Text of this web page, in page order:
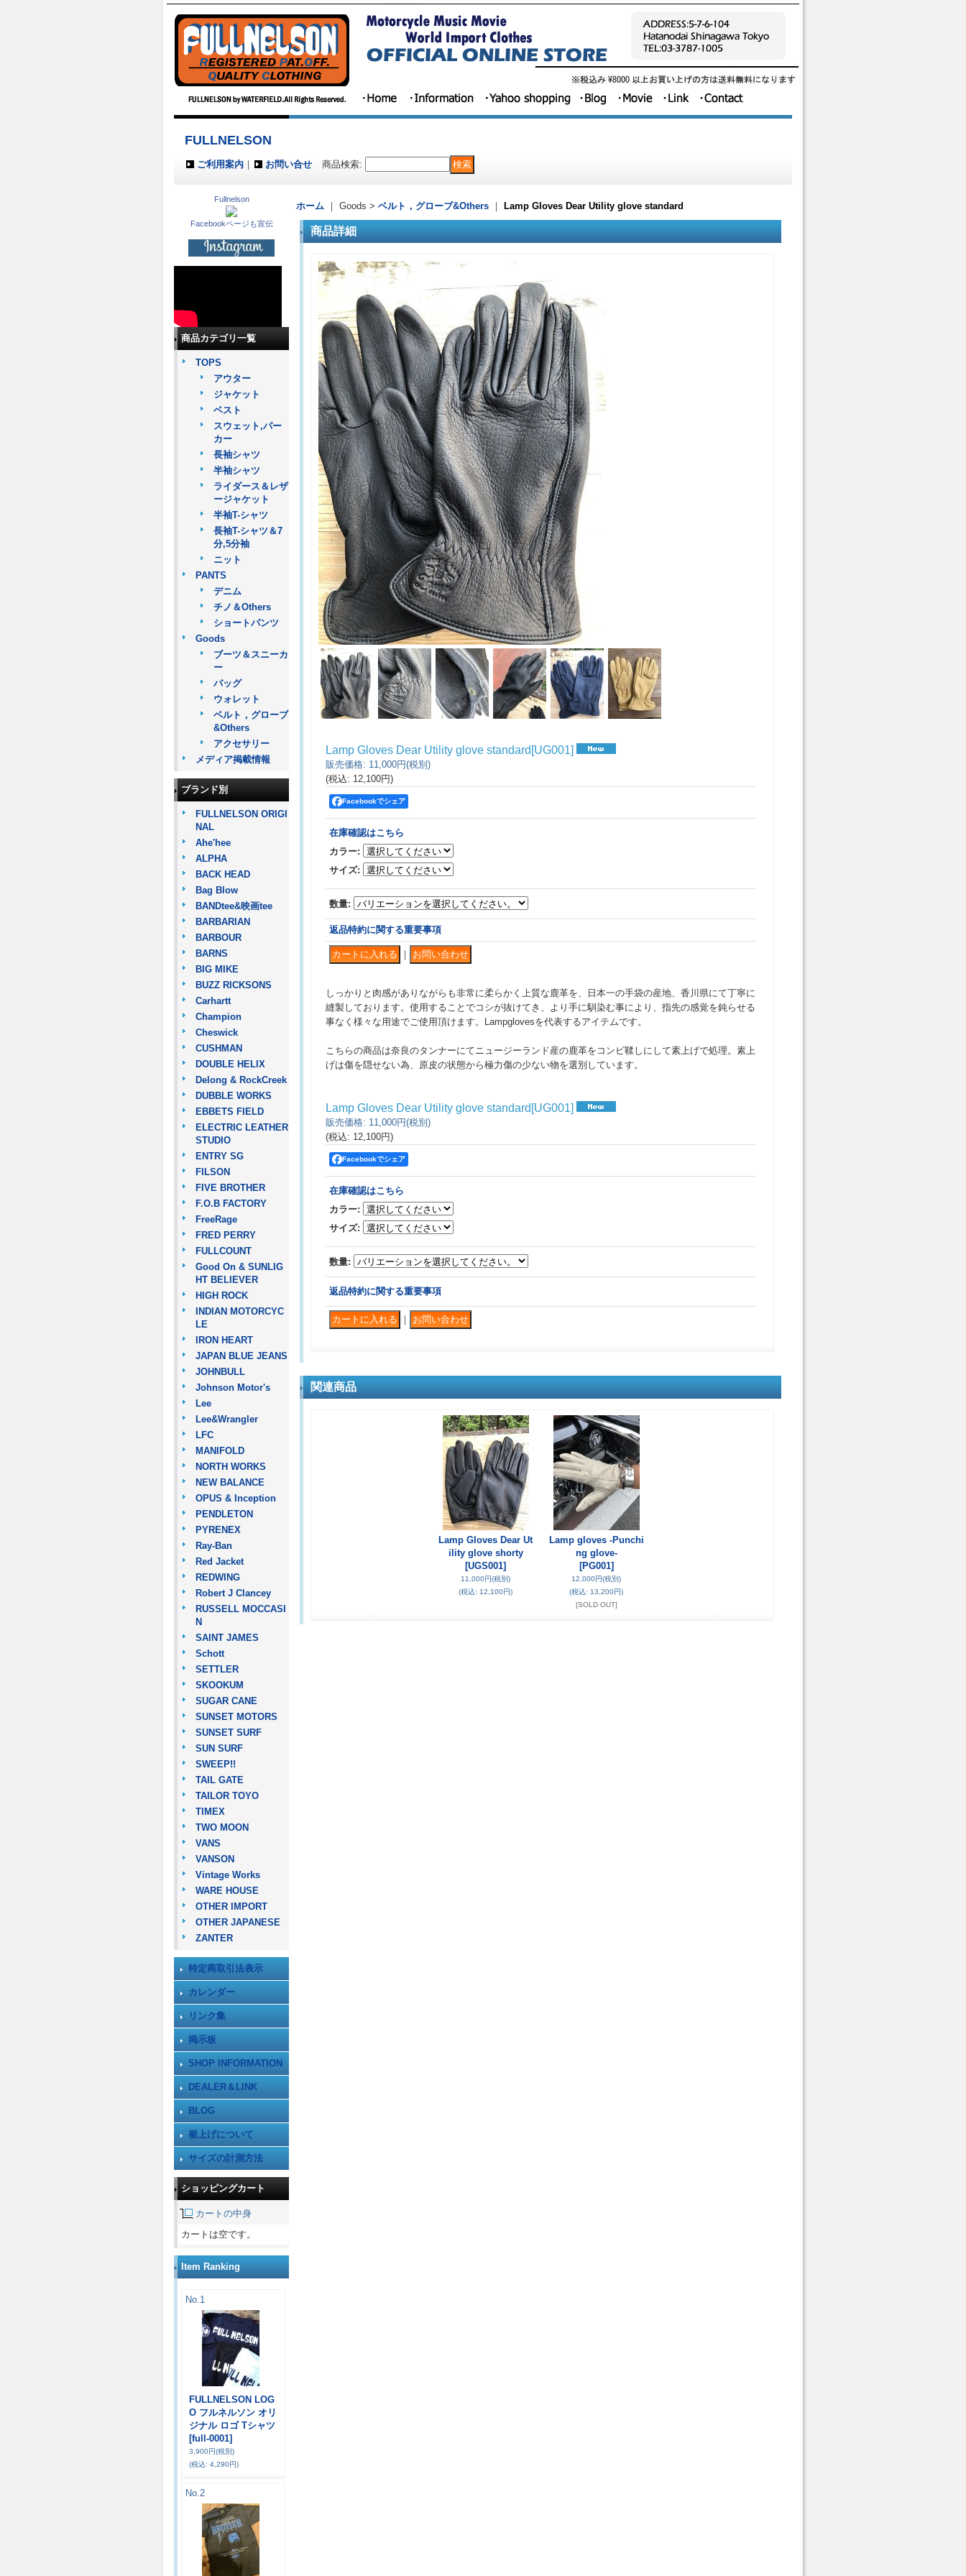
FULLNELSON
ご利用案内 ｜ お問い合せ 商品検索:
Fullnelson
Facebookページも宣伝
商品カテゴリ一覧
TOPS
アウター
ジャケット
ベスト
スウェット,パー
カー
長袖シャツ
半袖シャツ
ライダース＆レザ
ージャケット
半袖T-シャツ
長袖T-シャツ＆7
分,5分袖
ニット
PANTS
デニム
チノ＆Others
ショートパンツ
Goods
ブーツ＆スニーカ
ー
バッグ
ウォレット
ベルト，グローブ
&Others
アクセサリー
メディア掲載情報
ブランド別
FULLNELSON ORIGI
NAL
Ahe'hee
ALPHA
BACK HEAD
Bag Blow
BANDtee&映画tee
BARBARIAN
BARBOUR
BARNS
BIG MIKE
BUZZ RICKSONS
Carhartt
Champion
Cheswick
CUSHMAN
DOUBLE HELIX
Delong & RockCreek
DUBBLE WORKS
EBBETS FIELD
ELECTRIC LEATHER
STUDIO
ENTRY SG
FILSON
FIVE BROTHER
F.O.B FACTORY
FreeRage
FRED PERRY
FULLCOUNT
Good On & SUNLIG
HT BELIEVER
HIGH ROCK
INDIAN MOTORCYC
LE
IRON HEART
JAPAN BLUE JEANS
JOHNBULL
Johnson Motor's
Lee
Lee&Wrangler
LFC
MANIFOLD
NORTH WORKS
NEW BALANCE
OPUS & Inception
PENDLETON
PYRENEX
Ray-Ban
Red Jacket
REDWING
Robert J Clancey
RUSSELL MOCCASI
N
SAINT JAMES
Schott
SETTLER
SKOOKUM
SUGAR CANE
SUNSET MOTORS
SUNSET SURF
SUN SURF
SWEEP!!
TAIL GATE
TAILOR TOYO
TIMEX
TWO MOON
VANS
VANSON
Vintage Works
WARE HOUSE
OTHER IMPORT
OTHER JAPANESE
ZANTER
特定商取引法表示
カレンダー
リンク集
掲示板
SHOP INFORMATION
DEALER＆LINK
BLOG
裾上げについて
サイズの計測方法
ショッピングカート
カートの中身
カートは空です。
Item Ranking
No.1
FULLNELSON LOG
O フルネルソン オリ
ジナル ロゴ Tシャツ
[full-0001]
3,900円(税別)
(税込: 4,290円)
No.2
ホーム ｜ Goods > ベルト，グローブ&Others ｜ Lamp Gloves Dear Utility glove standard
商品詳細
Lamp Gloves Dear Utility glove standard [UG001]
販売価格: 11,000円(税別)
(税込: 12,100円)
Facebookでシェア
在庫確認はこちら
カラー:
サイズ:
数量:
返品特約に関する重要事項
｜
しっかりと肉感がありながらも非常に柔らかく上質な鹿革を、日本一の手袋の産地、香川県にて丁寧に
縫製しております。使用することでコシが抜けてき、より手に馴染む事により、指先の感覚を鈍らせる
事なく様々な用途でご使用頂けます。Lampglovesを代表するアイテムです。
こちらの商品は奈良のタンナーにてニュージーランド産の鹿革をコンビ鞣しにして素上げで処理。素上
げは傷を隠せない為、原皮の状態から極力傷の少ない物を選別しています。
Lamp Gloves Dear Utility glove standard [UG001]
販売価格: 11,000円(税別)
(税込: 12,100円)
Facebookでシェア
在庫確認はこちら
カラー:
サイズ:
数量:
返品特約に関する重要事項
｜
関連商品
Lamp Gloves Dear Ut
ility glove shorty
[UGS001]
11,000円(税別)
(税込: 12,100円)
Lamp gloves -Punchi
ng glove-
[PG001]
12,000円(税別)
(税込: 13,200円)
[SOLD OUT]